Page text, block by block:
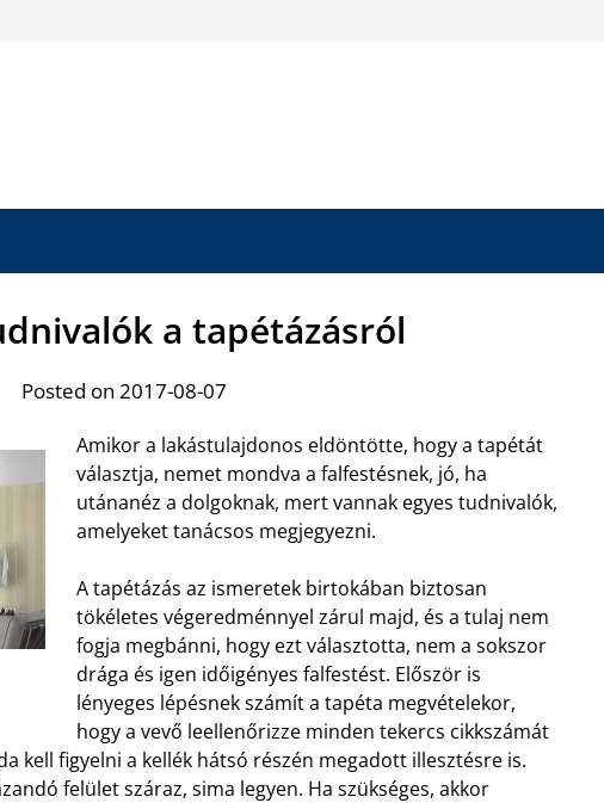
a tapétázásról
Posted on 2017-08-07
Amikor a lakástulajdonos eldöntötte, hogy a tapétát
választja, nemet mondva a falfestésnek, jó, ha
utánanéz a dolgoknak, mert vannak egyes tudnivalók,
amelyeket tanácsos megjegyezni.
A tapétázás az ismeretek birtokában biztosan
tökéletes végeredménnyel zárul majd, és a tulaj nem
fogja megbánni, hogy ezt választotta, nem a sokszor
drága és igen időigényes falfestést. Először is
lényeges lépésnek számít a tapéta megvételekor,
hogy a vevő leellenőrizze minden tekercs cikkszámát
kell figyelni a kellék hátsó részén megadott illesztésre is.
felület száraz, sima legyen. Ha szükséges, akkor